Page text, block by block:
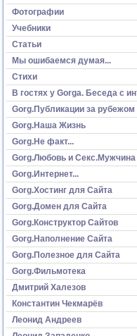
Фотографии
Учебники
Статьи
Мы ошибаемся думая...
Стихи
В гостях у Gorga. Беседа с
Gorg.Публикации за рубежом
Gorg.Наша Жизнь
Gorg.Не факт...
Gorg.Любовь и
Gorg.Интернет...
Gorg.Хостинг для Сайта
Gorg.Домен для Сайта
Gorg.Конструктор Сайтов
Gorg.Наполнение Сайта
Gorg.Полезное для Сайта
Gorg.Фильмотека
Дмитрий Халезов
Константин Чекмарёв
Леонид Андреев